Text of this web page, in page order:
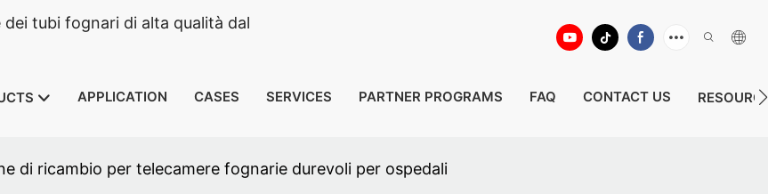
tubi fognari di alta qualità dal
APPLICATION CASES SERVICES PARTNER PROGRAMS FAQ CONTACT US
di ricambio per telecamere fognarie durevoli per ospedali